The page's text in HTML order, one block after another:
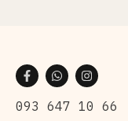
093 647 10 66